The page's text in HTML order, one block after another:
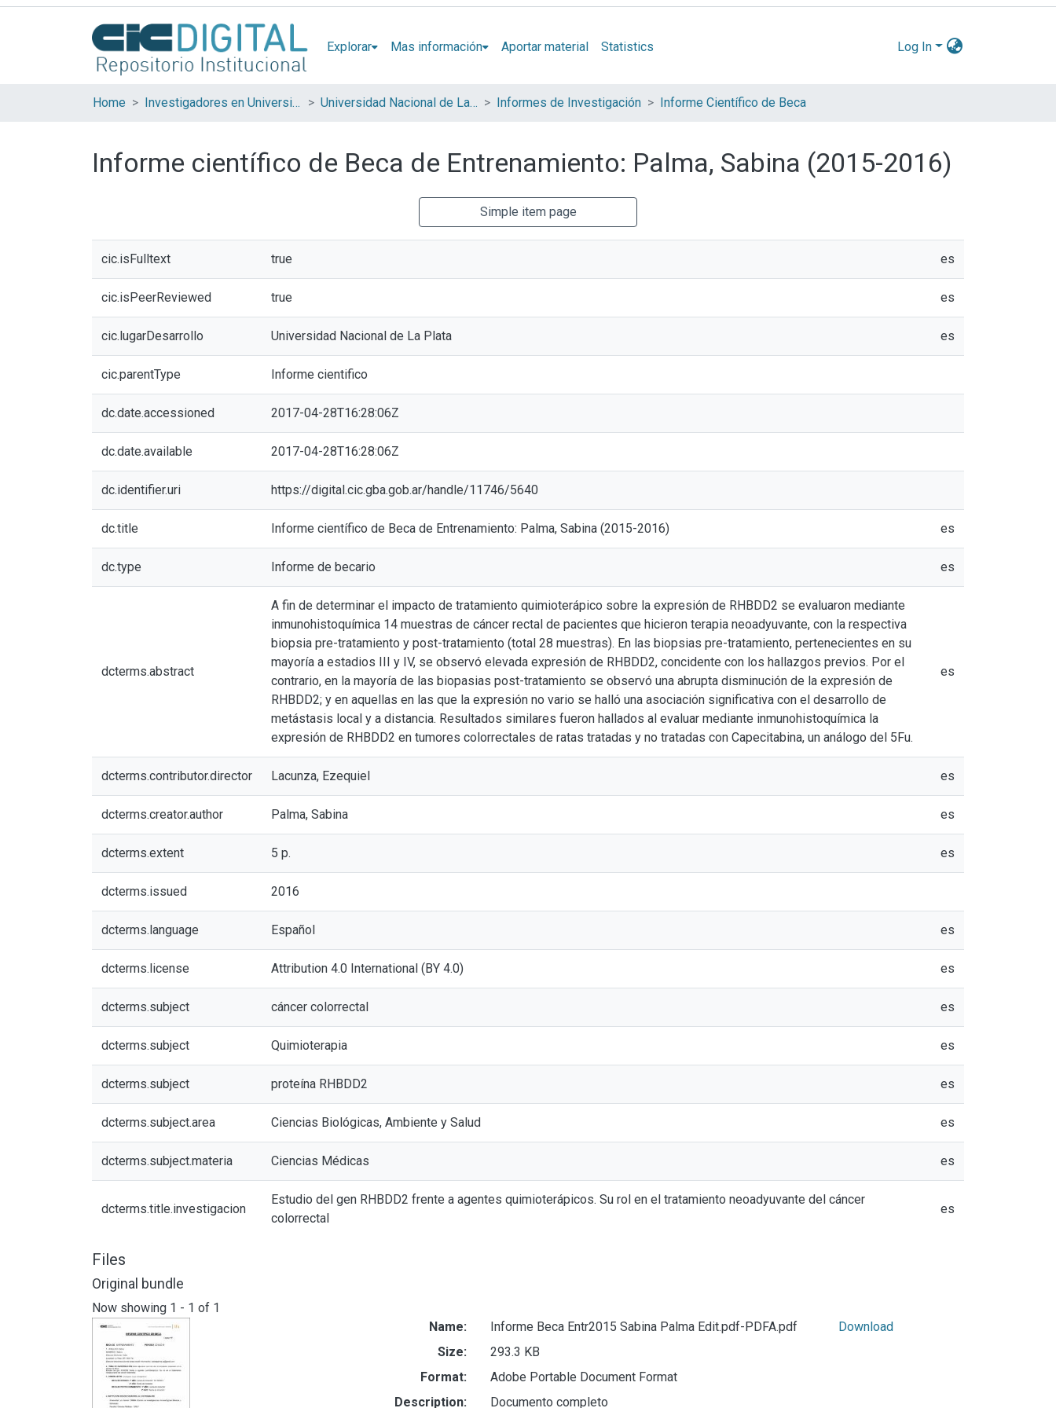
Explorar Mas información Aportar material Statistics Log In
Home Investigadores en Universidades Nacionales de la provincia de Buenos Aires Universidad Nacional de La Plata (UNLP) Informes de Investigación Informe Científico de Beca
Informe científico de Beca de Entrenamiento: Palma, Sabina (2015-2016)
Simple item page
cic.isFulltext true es
cic.isPeerReviewed true es
cic.lugarDesarrollo Universidad Nacional de La Plata es
cic.parentType Informe cientifico
dc.date.accessioned 2017-04-28T16:28:06Z
dc.date.available 2017-04-28T16:28:06Z
dc.identifier.uri https://digital.cic.gba.gob.ar/handle/11746/5640
dc.title Informe científico de Beca de Entrenamiento: Palma, Sabina (2015-2016) es
dc.type Informe de becario es
dcterms.abstract
A fin de determinar el impacto de tratamiento quimioterápico sobre la expresión de RHBDD2 se evaluaron mediante
inmunohistoquímica 14 muestras de cáncer rectal de pacientes que hicieron terapia neoadyuvante, con la respectiva
biopsia pre-tratamiento y post-tratamiento (total 28 muestras). En las biopsias pre-tratamiento, pertenecientes en su
mayoría a estadios III y IV, se observó elevada expresión de RHBDD2, concidente con los hallazgos previos. Por el
contrario, en la mayoría de las biopasias post-tratamiento se observó una abrupta disminución de la expresión de
RHBDD2; y en aquellas en las que la expresión no vario se halló una asociación significativa con el desarrollo de
metástasis local y a distancia. Resultados similares fueron hallados al evaluar mediante inmunohistoquímica la
expresión de RHBDD2 en tumores colorrectales de ratas tratadas y no tratadas con Capecitabina, un análogo del 5Fu.
es
dcterms.contributor.director Lacunza, Ezequiel es
dcterms.creator.author Palma, Sabina es
dcterms.extent 5 p. es
dcterms.issued 2016
dcterms.language Español es
dcterms.license Attribution 4.0 International (BY 4.0) es
dcterms.subject cáncer colorrectal es
dcterms.subject Quimioterapia es
dcterms.subject proteína RHBDD2 es
dcterms.subject.area Ciencias Biológicas, Ambiente y Salud es
dcterms.subject.materia Ciencias Médicas es
dcterms.title.investigacion
Estudio del gen RHBDD2 frente a agentes quimioterápicos. Su rol en el tratamiento neoadyuvante del cáncer
colorrectal
es
Files
Original bundle
Now showing 1 - 1 of 1
Name:
Informe Beca Entr2015 Sabina Palma Edit.pdf-PDFA.pdf
Size:
293.3 KB
Format:
Adobe Portable Document Format
Description:
Documento completo
Download